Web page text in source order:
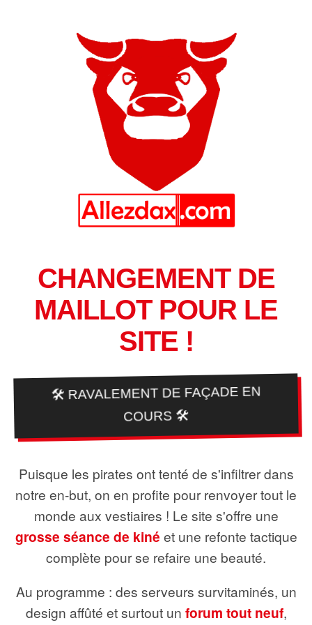
CHANGEMENT DE
MAILLOT POUR LE
SITE !
🛠️ RAVALEMENT DE FAÇADE EN
COURS 🛠️
Puisque les pirates ont tenté de s'infiltrer dans
notre en-but, on en profite pour renvoyer tout le
monde aux vestiaires ! Le site s'offre une
grosse séance de kiné et une refonte tactique
complète pour se refaire une beauté.
Au programme : des serveurs survitaminés, un
design affûté et surtout un forum tout neuf,